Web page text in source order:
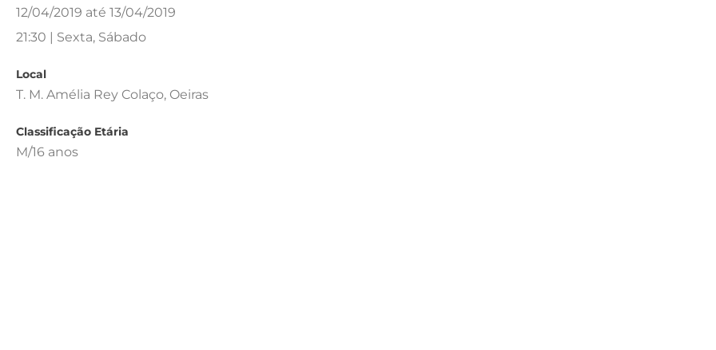
12/04/2019 até 13/04/2019
21:30 | Sexta, Sábado
Local
T. M. Amélia Rey Colaço, Oeiras
Classificação Etária
M/16 anos